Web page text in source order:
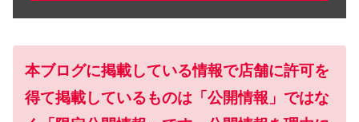
本ブログに掲載している情報で店舗に許可を
得て掲載しているものは「公開情報」ではな